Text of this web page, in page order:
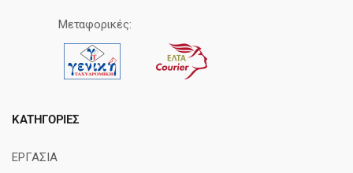
Μεταφορικές:
ΚΑΤΗΓΟΡΊΕΣ
ΕΡΓΑΣΙΑ